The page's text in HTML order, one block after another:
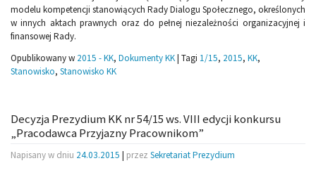
modelu kompetencji stanowiących Rady Dialogu Społecznego, określonych
w innych aktach prawnych oraz do pełnej niezależności organizacyjnej i
finansowej Rady.
Opublikowany w 2015 - KK, Dokumenty KK| Tagi 1/15, 2015, KK,
Stanowisko, Stanowisko KK
Decyzja Prezydium KK nr 54/15 ws. VIII edycji konkursu
„Pracodawca Przyjazny Pracownikom”
Napisany w dniu 24.03.2015 | przez Sekretariat Prezydium